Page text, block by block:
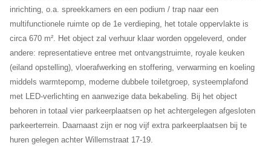
inrichting, o.a. spreekkamers en een podium / trap naar een
multifunctionele ruimte op de 1e verdieping, het totale oppervlakte is
circa 670 m². Het object zal verhuur klaar worden opgeleverd, onder
andere: representatieve entree met ontvangstruimte, royale keuken
(eiland opstelling), vloerafwerking en stoffering, verwarming en koeling
middels warmtepomp, moderne dubbele toiletgroep, systeemplafond
met LED-verlichting en aanwezige data bekabeling. Bij het object
behoren in totaal vier parkeerplaatsen op het achtergelegen afgesloten
parkeerterrein. Daarnaast zijn er nog vijf extra parkeerplaatsen bij te
huren gelegen achter Willemstraat 17-19.